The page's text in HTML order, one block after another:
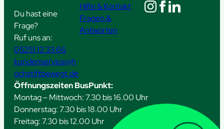
Du hast eine
Frage?
Ruf uns an:
05251 12 33 66
kundenservice@h
ochstiftbewegt.de
Hilfe & Kontakt
Fragen &
Antworten
Öffnungszeiten BusPunkt:
Montag – Mittwoch: 7.30 bis 16.00 Uhr
Donnerstag: 7.30 bis 18.00 Uhr
Freitag: 7.30 bis 12.00 Uhr